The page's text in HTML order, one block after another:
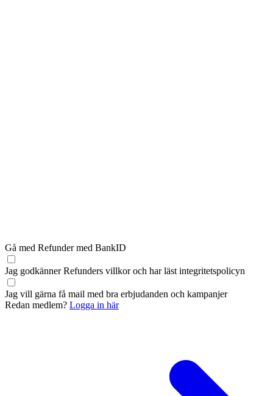
Gå med Refunder med BankID
Jag godkänner Refunders villkoroch har läst integritetspolicyn
Jag vill gärna få mail med bra erbjudanden och kampanjer
Redan medlem? Logga in här